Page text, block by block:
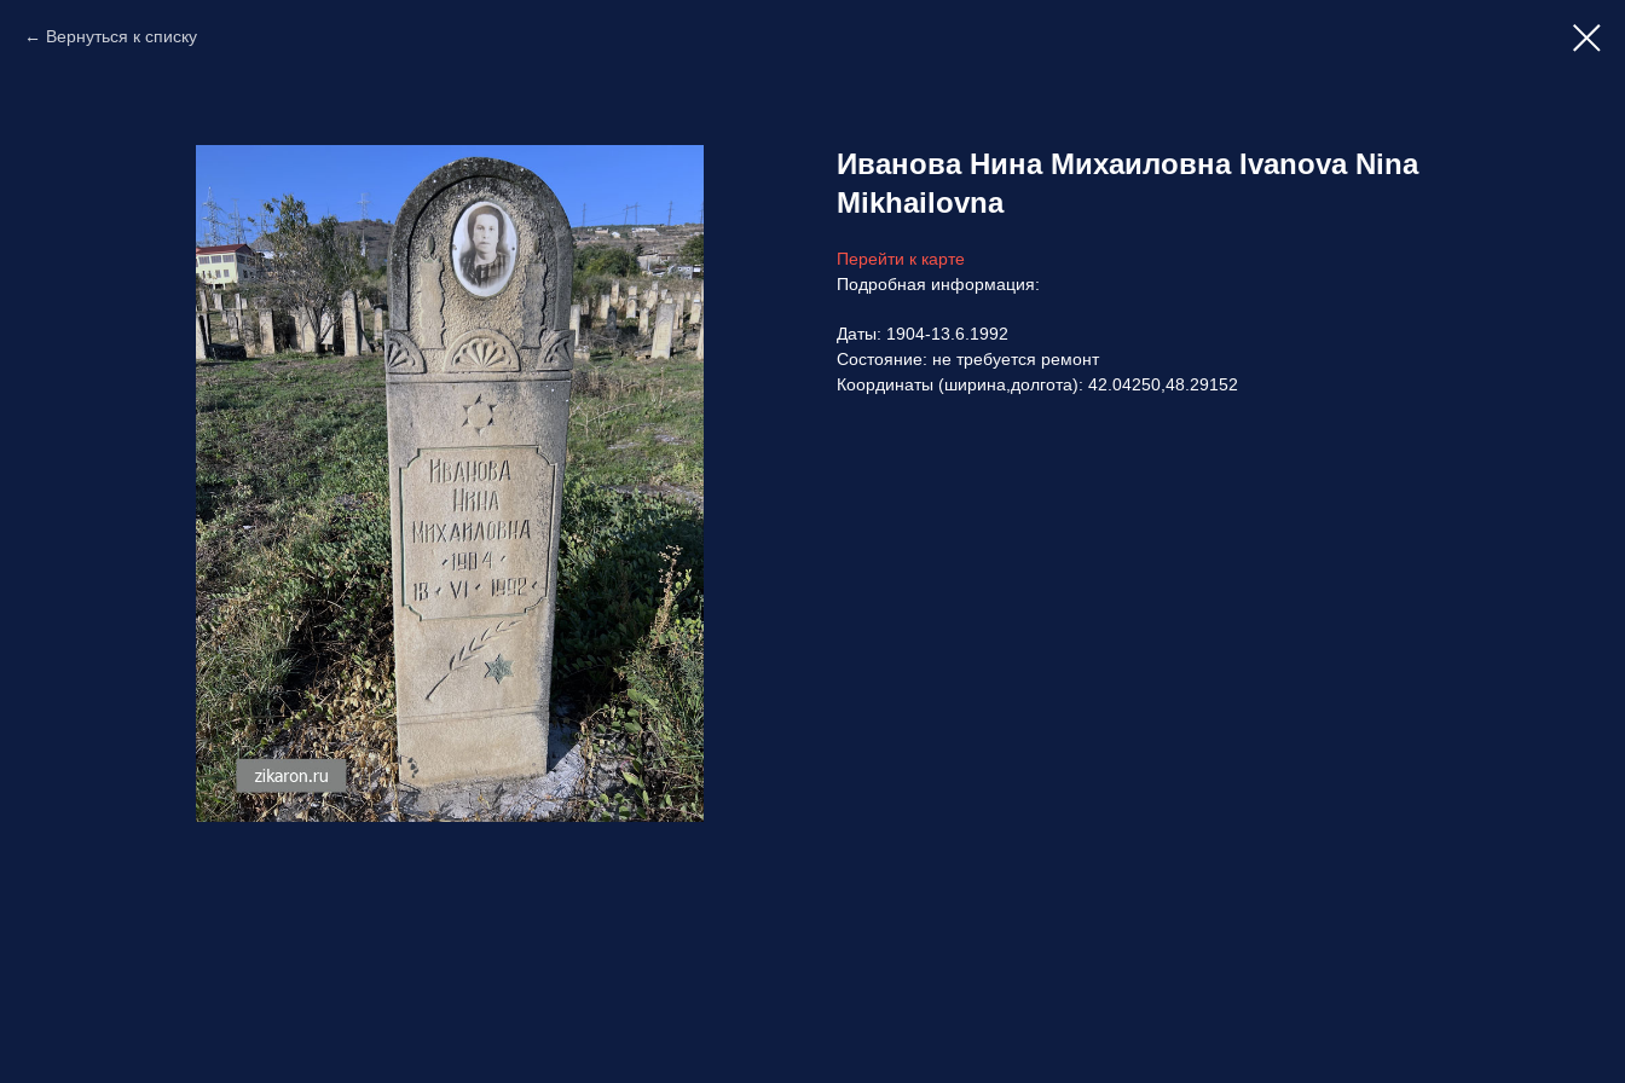
Вернуться к списку
Иванова Нина Михаиловна Ivanova Nina
Mikhailovna
Перейти к карте
Подробная информация:
Даты: 1904-13.6.1992
Состояние: не требуется ремонт
Координаты (ширина,долгота): 42.04250,48.29152